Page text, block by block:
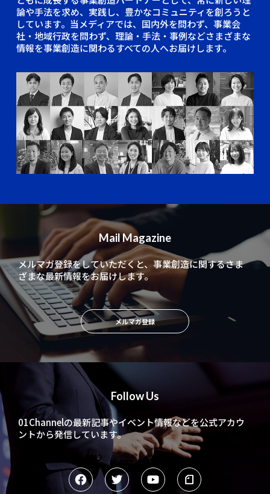
論や手法を求め、実践し、豊かなコミュニティを創ろうと
しています。当メディアでは、国内外を問わず、事業会
社・地域行政を問わず、理論・手法・事例などさまざまな
情報を事業創造に関わるすべての人へお届けします。
Follow Us
01Channelの最新記事やイベント情報などを公式アカウ
ントから発信しています。
Mail Magazine
メルマガ登録をしていただくと、事業創造に関するさま
ざまな最新情報をお届けします。
メルマガ登録